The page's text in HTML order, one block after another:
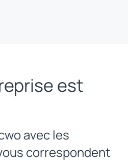
est
avec les
correspondent